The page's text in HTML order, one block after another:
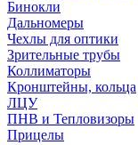
Бинокли
Дальномеры
Чехлы для оптики
Зрительные трубы
Коллиматоры
Кронштейны, кольца
ЛЦУ
ПНВ и Тепловизоры
Прицелы